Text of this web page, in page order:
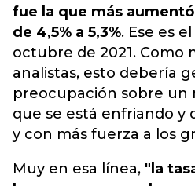
fue la que más
de 4,5% a 5,3%. Ese es
octubre de 2021. Como
analistas, esto debería
preocupación sobre un
que se está enfriando y
y con más fuerza a los
Muy en esa línea, "la